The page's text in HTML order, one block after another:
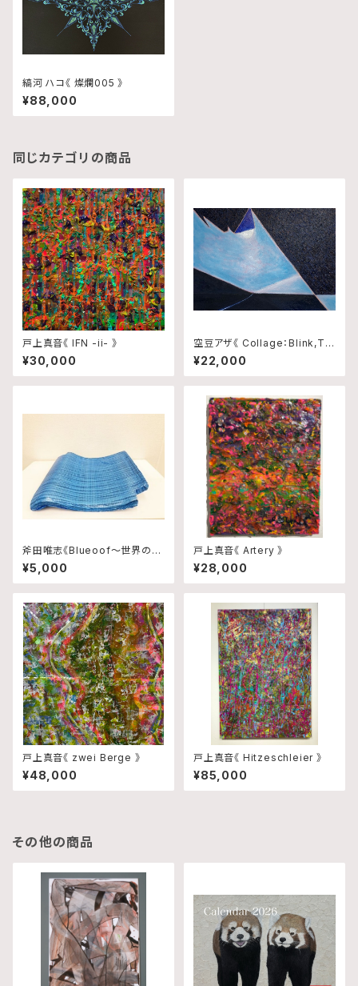
縞河 ハコ《 燦爛005 》
¥88,000
同じカテゴリの商品
戸上真音《 IFN -ii- 》
¥30,000
空豆アザ《 Collage：Blink,Tra
ce and Rhythm No.10 》
¥22,000
斧田唯志《Blueoof〜世界の真
ん中で輝いた日本政府から千葉
県民へ贈り物〜》
¥5,000
戸上真音《 Artery 》
¥28,000
戸上真音《 zwei Berge 》
¥48,000
戸上真音《 Hitzeschleier 》
¥85,000
その他の商品